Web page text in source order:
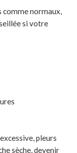
comme normaux,
si votre
pleurs
sèche, devenir